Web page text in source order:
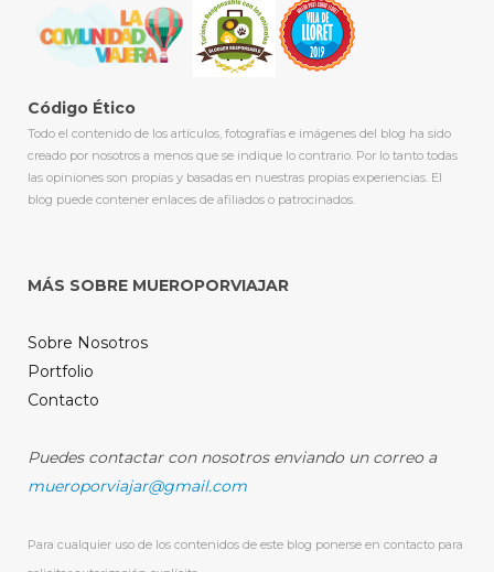
Código Ético
Todo el contenido de los artículos, fotografías e imágenes del blog ha sido
creado por nosotros a menos que se indique lo contrario. Por lo tanto todas
las opiniones son propias y basadas en nuestras propias experiencias. El
blog puede contener enlaces de afiliados o patrocinados.
MÁS SOBRE MUEROPORVIAJAR
Sobre Nosotros
Portfolio
Contacto
Puedes contactar con nosotros enviando un correo a
mueroporviajar@gmail.com
Para cualquier uso de los contenidos de este blog ponerse en contacto para